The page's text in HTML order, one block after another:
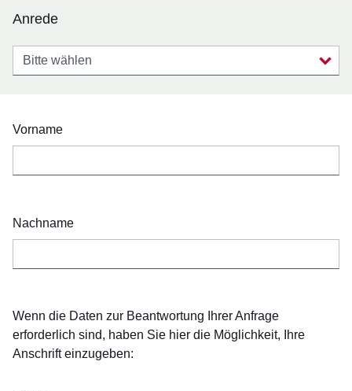
Anrede
Anrede
Vorname
Nachname
Wenn die Daten zur Beantwortung Ihrer Anfrage
erforderlich sind, haben Sie hier die Möglichkeit, Ihre
Anschrift einzugeben: